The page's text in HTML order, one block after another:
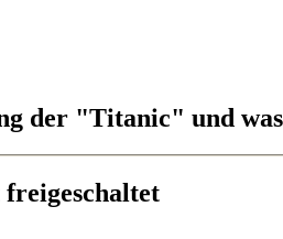
der "Titanic" und